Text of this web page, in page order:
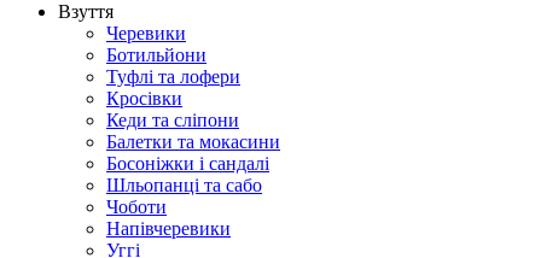
Взуття
Черевики
Ботильйони
Туфлі та лофери
Кросівки
Кеди та сліпони
Балетки та мокасини
Босоніжки і сандалі
Шльопанці та сабо
Чоботи
Напівчеревики
Уггі